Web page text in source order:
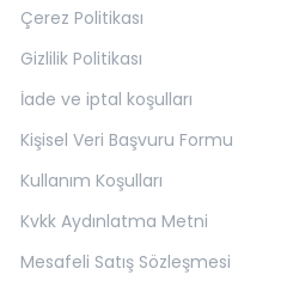
Çerez Politikası
Gizlilik Politikası
İade ve iptal koşulları
Kişisel Veri Başvuru Formu
Kullanım Koşulları
Kvkk Aydınlatma Metni
Mesafeli Satış Sözleşmesi